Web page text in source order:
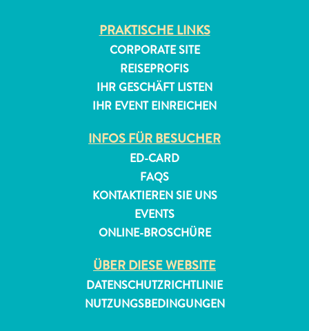
PRAKTISCHE LINKS
CORPORATE SITE
REISEPROFIS
IHR GESCHÄFT LISTEN
IHR EVENT EINREICHEN
INFOS FÜR BESUCHER
ED-CARD
FAQS
KONTAKTIEREN SIE UNS
EVENTS
ONLINE-BROSCHÜRE
ÜBER DIESE WEBSITE
DATENSCHUTZRICHTLINIE
NUTZUNGSBEDINGUNGEN